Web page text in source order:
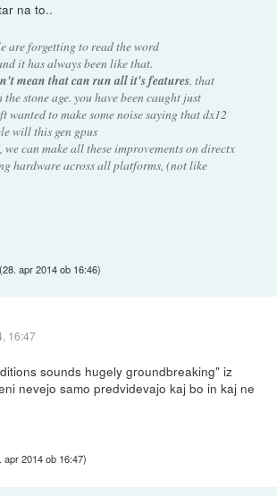
na to..
are forgetting to read the word
it has always been like that.
mean that can run all it's features. that
stone age. you have been caught just
wanted to make some noise saying that dx12
will this gen gpus
can make all these improvements on directx
hardware across all platforms, (not like
(28. apr 2014 ob 16:46)
16:47
sounds hugely groundbreaking" iz
nevejo samo predvidevajo kaj bo in kaj ne
apr 2014 ob 16:47)